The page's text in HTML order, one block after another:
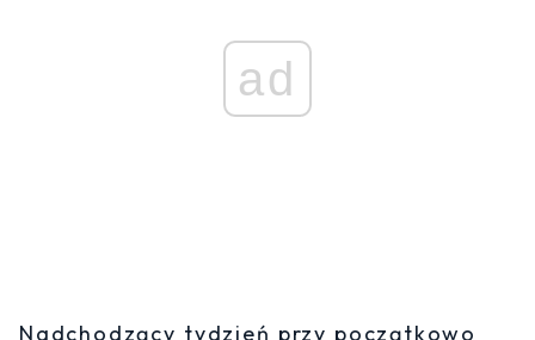
ad
Nadchodzący tydzień przy początkowo